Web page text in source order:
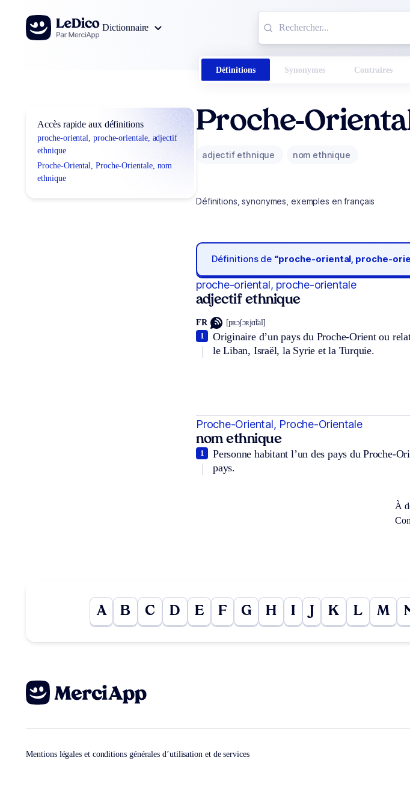
Aller au contenu
Dictionnaire
Définitions Synonymes Contraires
Accès rapide aux définitions
proche-oriental, proche-orientale, adjectif
ethnique
Proche-Oriental, Proche-Orientale, nom
ethnique
Proche-
adjectif ethnique nom ethnique
Définitions, synonymes, exemples en français
Définitions de “proche-oriental, proche-
proche-oriental, proche-orientale
adjectif ethnique
FR [pʀɔʃɔʀjɑ̃tal]
Originaire d’un pays du Proche-Orient ou
le Liban, Israël, la Syrie et la Turquie.
1
Proche-Oriental, Proche-Orientale
nom ethnique
Personne habitant l’un des pays du Proche-
pays.
1
À
A B C D E F G H I K L M
Mentions légales et conditions générales d’utilisation et de services